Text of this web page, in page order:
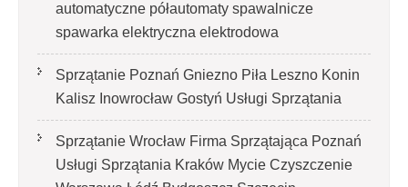
automatyczne półautomaty spawalnicze
spawarka elektryczna elektrodowa
Sprzątanie Poznań Gniezno Piła Leszno Konin
Kalisz Inowrocław Gostyń Usługi Sprzątania
Sprzątanie Wrocław Firma Sprzątająca Poznań
Usługi Sprzątania Kraków Mycie Czyszczenie